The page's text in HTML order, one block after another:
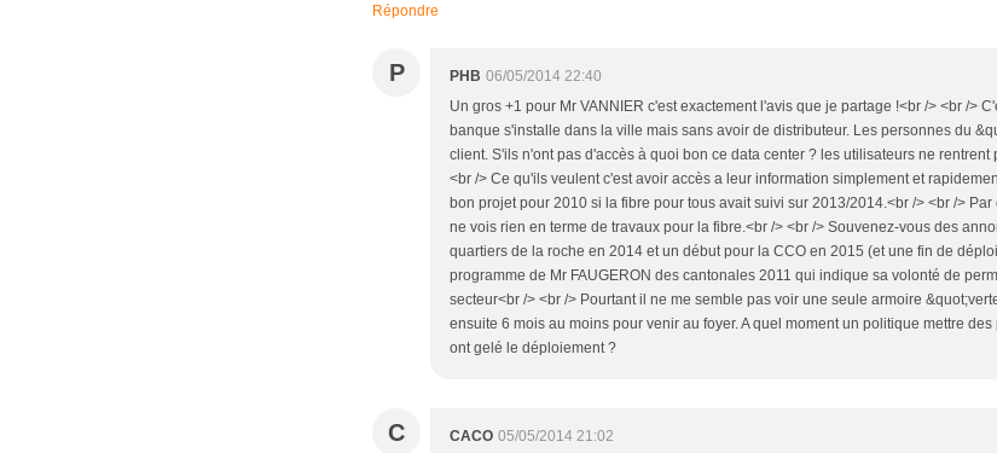
Répondre
P PHB 06/05/2014 22:40
Un gros +1 pour Mr VANNIER c'est exactement l'avis que je partage !<br /> <br />
banque s'installe dans la ville mais sans avoir de distributeur. Les personnes du
client. S'ils n'ont pas d'accès à quoi bon ce data center ? les utilisateurs ne
<br /> Ce qu'ils veulent c'est avoir accès a leur information simplement et
bon projet pour 2010 si la fibre pour tous avait suivi sur 2013/2014.<br /> <br />
ne vois rien en terme de travaux pour la fibre.<br /> <br /> Souvenez-vous des
quartiers de la roche en 2014 et un début pour la CCO en 2015 (et une fin de
programme de Mr FAUGERON des cantonales 2011 qui indique sa volonté de
secteur<br /> <br /> Pourtant il ne me semble pas voir une seule armoire
ensuite 6 mois au moins pour venir au foyer. A quel moment un politique mettre
ont gelé le déploiement ?
C CACO 05/05/2014 21:02